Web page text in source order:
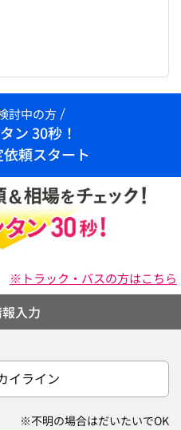
討中の方
ン 30秒！
頼スタート
※トラック・バスの方はこちら
入力
イライン
※不明の場合はだいたいでOK